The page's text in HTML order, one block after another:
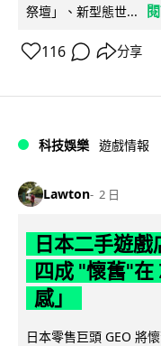
祭壇」、新型態世...
116 分享
科技娛樂 遊戲情報
Lawton 2 日
日本二手遊
四成 "懷舊"在
感」
日本零售巨頭 GEO 將